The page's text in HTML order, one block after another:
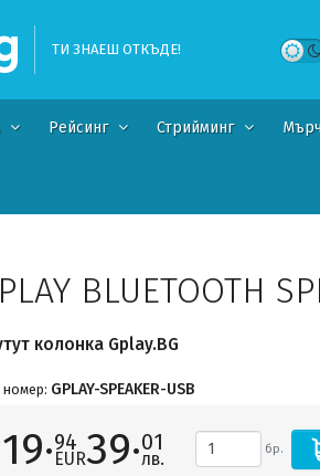
ТИ ЗНАЕШ ОТКЪДЕ!
Рейсинг Стрийминг
BLUETOOTH
колонка Gplay.BG
номер: GPLAY-SPEAKER-USB
19·94
EUR39·01
лв. бр.